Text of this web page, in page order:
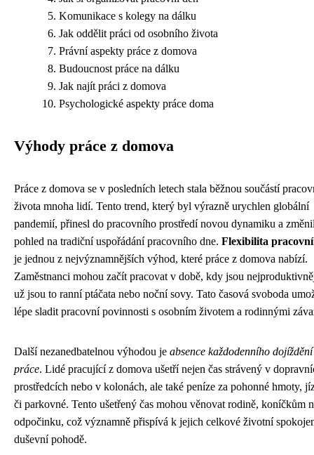
Komunikace s kolegy na dálku
Jak oddělit práci od osobního života
Právní aspekty práce z domova
Budoucnost práce na dálku
Jak najít práci z domova
Psychologické aspekty práce doma
Výhody práce z domova
Práce z domova se v posledních letech stala běžnou součástí
života mnoha lidí. Tento trend, který byl výrazně urychlen globální
pandemií, přinesl do pracovního prostředí novou dynamiku a
pohled na tradiční uspořádání pracovního dne. Flexibilita
je jednou z nejvýznamnějších výhod, které práce z domova nabízí.
Zaměstnanci mohou začít pracovat v době, kdy jsou
už jsou to ranní ptáčata nebo noční sovy. Tato časová svoboda
lépe sladit pracovní povinnosti s osobním životem a rodinnými
Další nezanedbatelnou výhodou je absence každodenního
práce. Lidé pracující z domova ušetří nejen čas strávený v
prostředcích nebo v kolonách, ale také peníze za pohonné hmoty,
či parkovné. Tento ušetřený čas mohou věnovat rodině, koníčkům
odpočinku, což významně přispívá k jejich celkové životní
duševní pohodě.